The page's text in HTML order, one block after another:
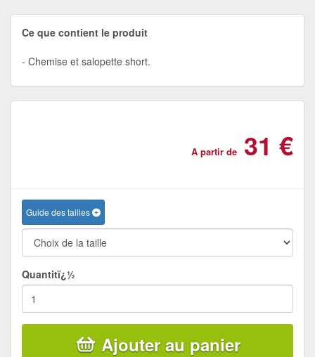
Ce que contient le produit
Chemise et salopette short.
A partir de 31 €
Guide des tailles
Quantitï¿½
Ajouter au panier